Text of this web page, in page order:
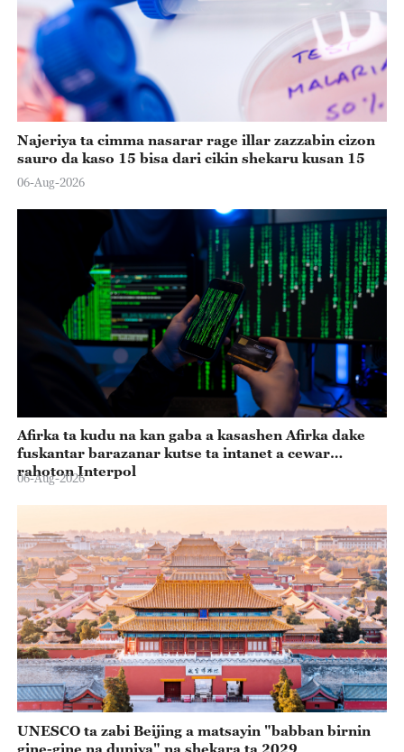
Najeriya ta cimma nasarar rage illar zazzabin cizon
sauro da kaso 15 bisa dari cikin shekaru kusan 15
06-Aug-2026
Afirka ta kudu na kan gaba a kasashen Afirka dake
fuskantar barazanar kutse ta intanet a cewar
rahoton Interpol
06-Aug-2026
UNESCO ta zabi Beijing a matsayin "babban birnin
gine-gine na duniya" na shekara ta 2029